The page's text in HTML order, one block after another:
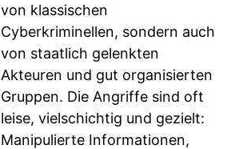
von klassischen
Cyberkriminellen, sondern auch
von staatlich gelenkten
Akteuren und gut organisierten
Gruppen. Die Angriffe sind oft
leise, vielschichtig und gezielt:
Manipulierte Informationen,